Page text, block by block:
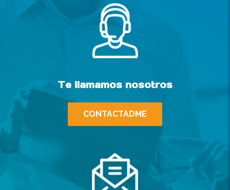
Te llamamos nosotros
CONTACTADME